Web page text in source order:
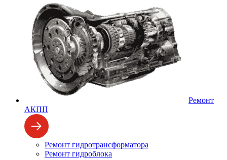
Ремонт
АКПП
Ремонт гидротрансформатора
Ремонт гидроблока